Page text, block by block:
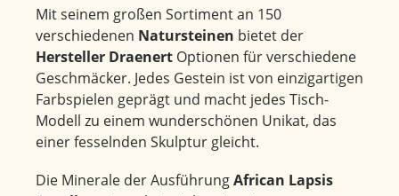
Mit seinem großen Sortiment an 150
verschiedenen Natursteinen bietet der
Hersteller Draenert Optionen für verschiedene
Geschmäcker. Jedes Gestein ist von einzigartigen
Farbspielen geprägt und macht jedes Tisch-
Modell zu einem wunderschönen Unikat, das
einer fesselnden Skulptur gleicht.
Die Minerale der AusführungAfrican Lapsis